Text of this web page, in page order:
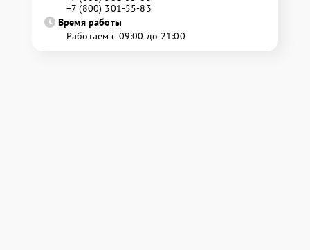
+7 (800) 301-55-83
Время работы
Работаем с 09:00 до 21:00